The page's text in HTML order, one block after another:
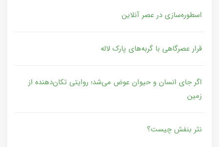
اسطوره‌سازی در عصر آنلاین
قرار عصرگاهی با گربه‌های پارک لاله
اگر جای انسان و حیوان عوض می‌شد؛ روایتی تکان‌دهنده از
زمین
نثر بنفش چیست؟